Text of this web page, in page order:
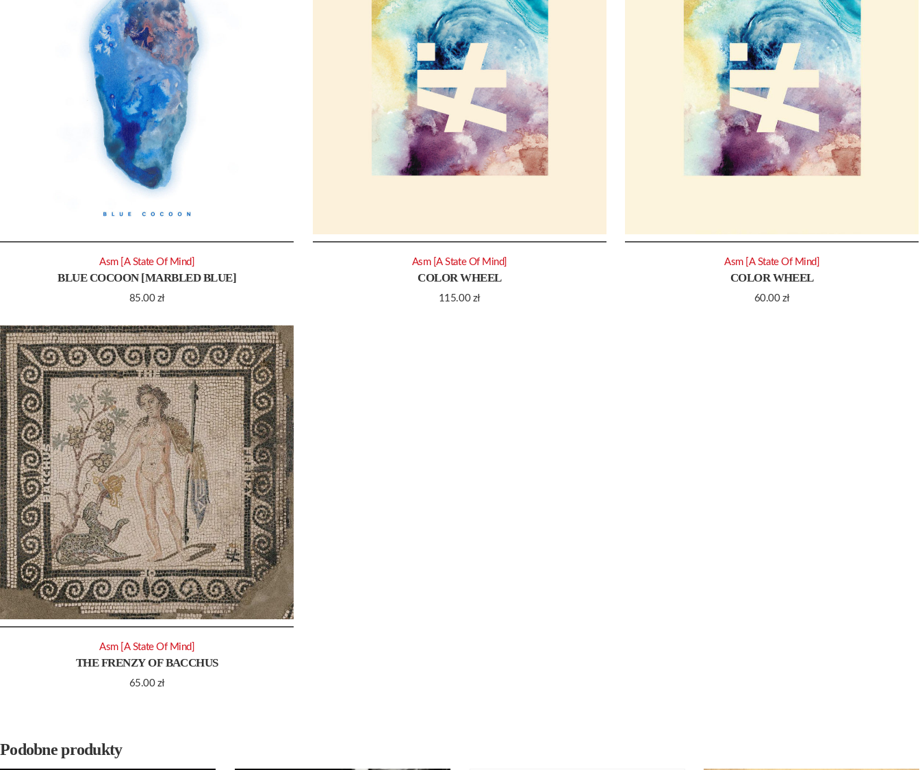
BLUE COCOON [MARBLED BLUE]
85.00 zł
Asm [A State Of Mind]
COLOR WHEEL
115.00 zł
Asm [A State Of Mind]
COLOR WHEEL
60.00 zł
Asm [A State Of Mind]
THE FRENZY OF BACCHUS
65.00 zł
Asm [A State Of Mind]
Podobne produkty